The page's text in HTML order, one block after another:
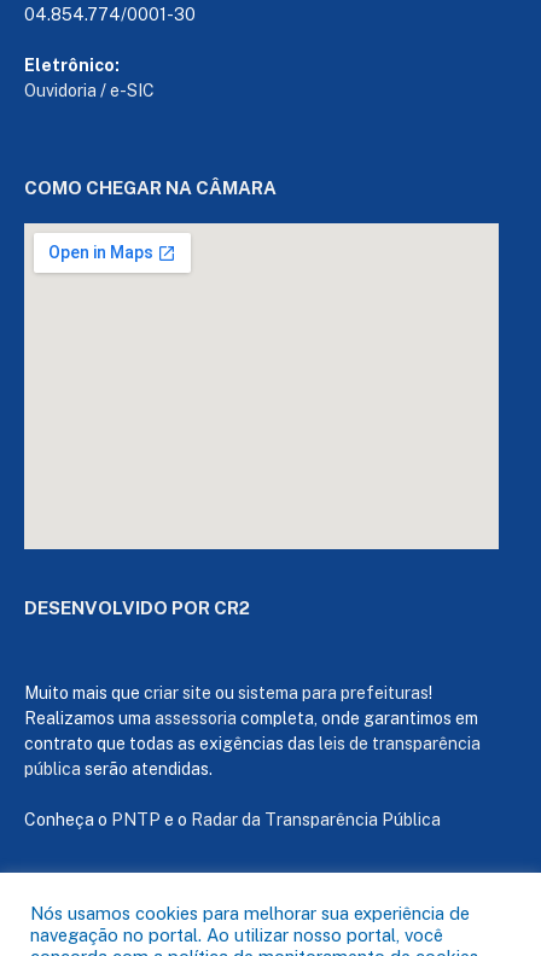
04.854.774/0001-30
Eletrônico:
Ouvidoria /e-SIC
COMO CHEGAR NA CÂMARA
DESENVOLVIDO POR CR2
Muito mais que criar site ou sistema para prefeituras!
Realizamos uma assessoria completa, onde garantimos em
contrato que todas as exigências das leis de transparência
pública serão atendidas.
Conheça o PNTP e o Radar da Transparência Pública
Todos os direitos reservados a Câmara de Capanema
Nós usamos cookies para melhorar sua experiência de
navegação no portal. Ao utilizar nosso portal, você